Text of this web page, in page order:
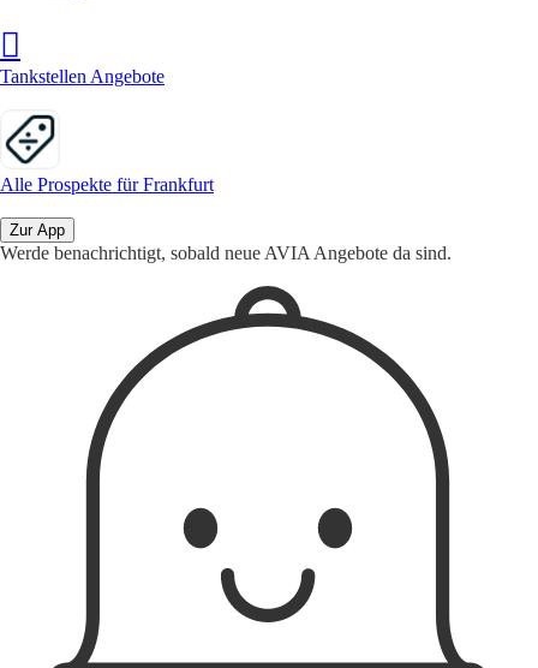
Tankstellen Angebote
Alle Prospekte für Frankfurt
Zur App
Werde benachrichtigt, sobald neue AVIA Angebote da sind.